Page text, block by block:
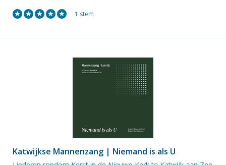
1 stem
Katwijkse Mannenzang | Niemand is als U